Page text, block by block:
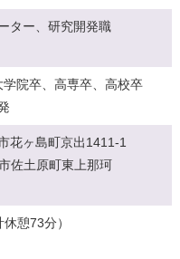
ター、研究開発職
院卒、高専卒、高校卒
花ヶ島町京出1411-1
佐土原町東上那珂
憩73分）